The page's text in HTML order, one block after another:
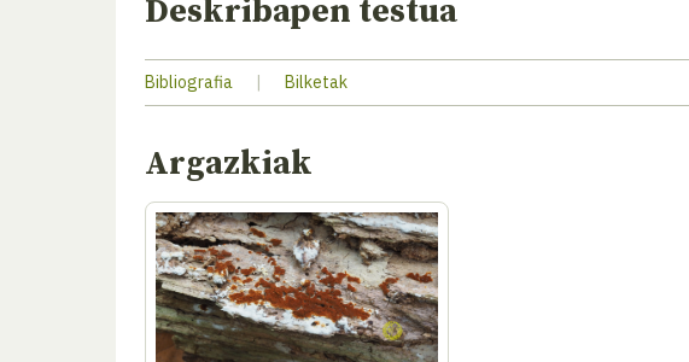
Deskribapen testua
Bibliografia | Bilketak
Argazkiak